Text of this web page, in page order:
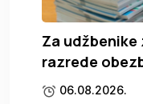
Za udžbenike
razrede
06.08.2026.